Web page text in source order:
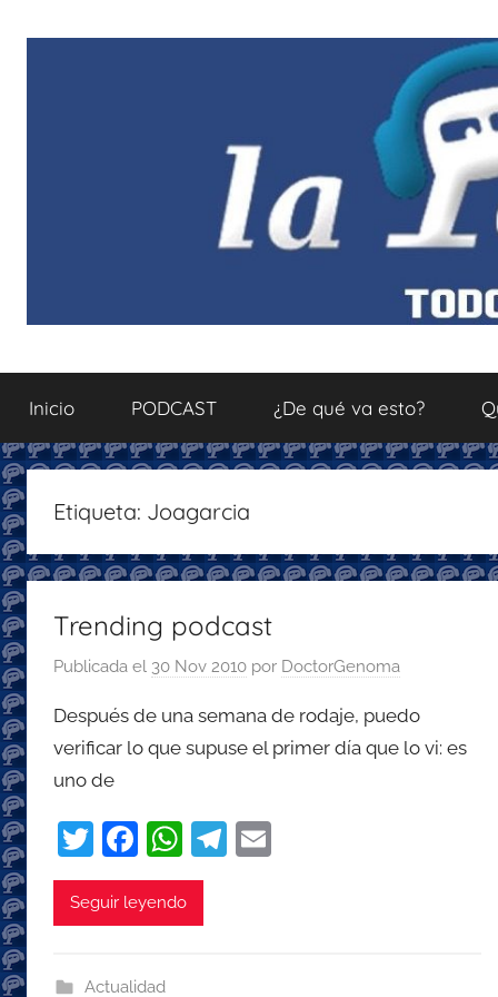
La
Podcastfera
sobre
el
del
con
recomendaciones
para
Inicio PODCAST ¿De qué va esto?
Etiqueta: Joagarcia
Trending podcast
Publicada el 30 Nov 2010 por DoctorGenoma
Después de una semana de rodaje, puedo
verificar lo que supuse el primer día que lo vi: es
uno de
T
w
itt
F
a
c
b
W
h
at
T
Seguir leyendo
Actualidad